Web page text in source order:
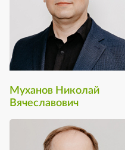
Муханов Николай
Вячеславович